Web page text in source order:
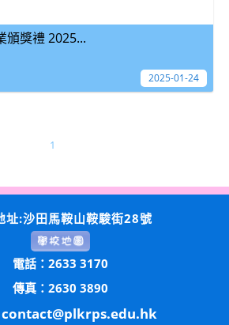
頒獎禮 2025...
2025-01-24
1
址:沙田馬鞍山鞍駿街28號
電話：2633 3170
傳真：2630 3890
contact@plkrps.edu.hk